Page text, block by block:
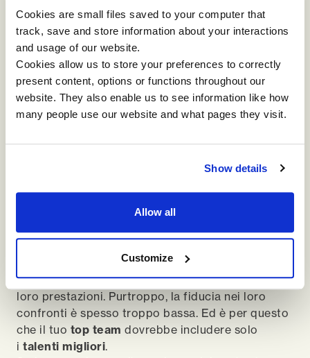
Cookies are small files saved to your computer that
track, save and store information about your interactions
and usage of our website.
Cookies allow us to store your preferences to correctly
present content, options or functions throughout our
website. They also enable us to see information like how
many people use our website and what pages they visit.
Show details
Allow all
Customize
determina come queste saranno poi in grado di
performare. Infatti, essa ha una grande influenza
sulla
performance
: troppo spesso persone di
talento sono sprecate per via di una struttura
organizzativa che limita la loro possibilità di
contribuire.
I senior leader hanno bisogno di esaminare le
ipotesi alla base della strutturazione delle loro
organizzazioni ed essere onesti rispetto alla
6. Altre organizzazioni vi assumerebbero come
senior leadership team?
supportiamo senior team, a volte parliamo con i
loro stakeholders per raccogliere opinioni sulle
loro prestazioni. Purtroppo, la fiducia nei loro
confronti è spesso troppo bassa. Ed è per questo
che il tuo top team dovrebbe includere solo
i talenti migliori.